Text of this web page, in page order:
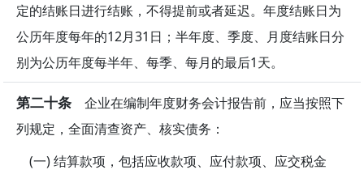
定的结账日进行结账，不得提前或者延迟。年度结账日为
公历年度每年的12月31日；半年度、季度、月度结账日分
别为公历年度每半年、每季、每月的最后1天。
第二十条 企业在编制年度财务会计报告前，应当按照下
列规定，全面清查资产、核实债务：
(一) 结算款项，包括应收款项、应付款项、应交税金